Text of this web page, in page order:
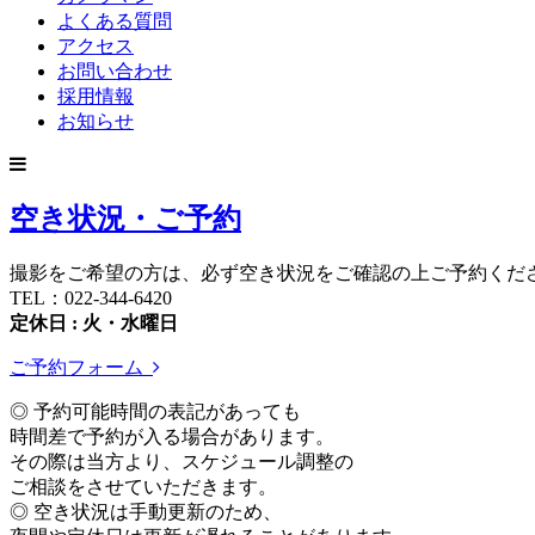
よくある質問
アクセス
お問い合わせ
採用情報
お知らせ
空き状況・ご予約
撮影をご希望の方は、必ず空き状況をご確認の上ご予約くだ
TEL：022-344-6420
定休日 : 火・水曜日
ご予約フォーム
◎ 予約可能時間の表記があっても
時間差で予約が入る場合があります。
その際は当方より、スケジュール調整の
ご相談をさせていただきます。
◎ 空き状況は手動更新のため、